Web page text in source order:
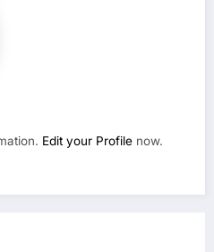
Edit your Profile now.